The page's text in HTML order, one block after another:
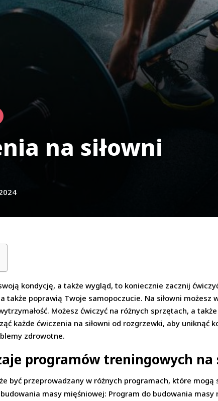
na siłowni
kondycję, a także wygląd, to koniecznie zacznij
także poprawią Twoje samopoczucie. Na siłowni
Możesz ćwiczyć na różnych sprzętach, a
każde ćwiczenia na siłowni od rozgrzewki, aby
zdrowotne.
programów treningowych na
być przeprowadzany w różnych programach, które
budowania masy mięśniowej: Program do budowania